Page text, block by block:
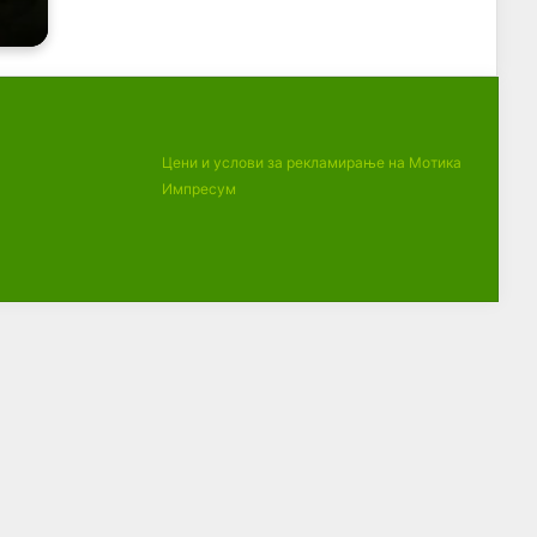
Цени и услови за рекламирање на Мотика
Импресум